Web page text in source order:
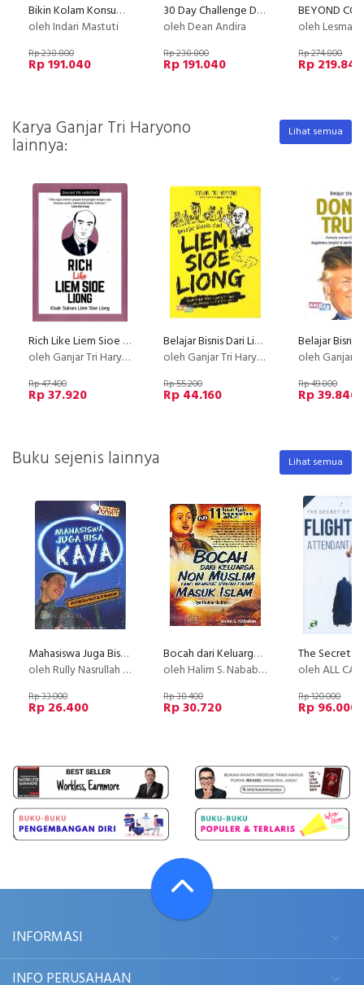
Bikin Kolam Konsumen
oleh Indari Mastuti
Rp 238.800
Rp 191.040
30 Day Challenge DEKET | Dapet Komisi Setiap Hari dari Tiktok Affiliate
oleh Dean Andira
Rp 238.800
Rp 191.040
oleh
Rp 274.800
Rp 219.840
Karya Ganjar Tri Haryono
lainnya:
Lihat semua
Rich Like Liem Sioe Liong : Kisah Sukses Liem Sioe Liong
oleh Ganjar Tri Haryono
Rp 47.400
Rp 37.920
Belajar Bisnis Dari Liem Sioe Liong
oleh Ganjar Tri Haryono
Rp 55.200
Rp 44.160
oleh Ganjar Tri
Rp 49.800
Rp 39.840
Buku sejenis lainnya Lihat semua
Mahasiswa Juga Bisa Kaya : Berbisnis dan Sukses Sejak Mahasiswa
oleh Rully Nasrullah & Yanuardi Syukur
Rp 33.000
Rp 26.400
Bocah dari Keluarga Non Muslim Yang Membuat Ribuan Orang Masuk Islam
oleh Halim S. Nababan
Rp 38.400
Rp 30.720
oleh ALL
Rp 120.000
Rp 96.000
INFORMASI
INFO PERUSAHAAN